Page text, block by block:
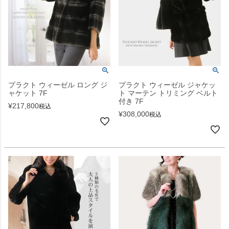
プラクト ウィーゼル ロング ジ
ャケット 7F
¥217,800税込
プラクト ウィーゼル ジャケッ
ト マーテン トリミング ベルト
付き 7F
¥308,000税込